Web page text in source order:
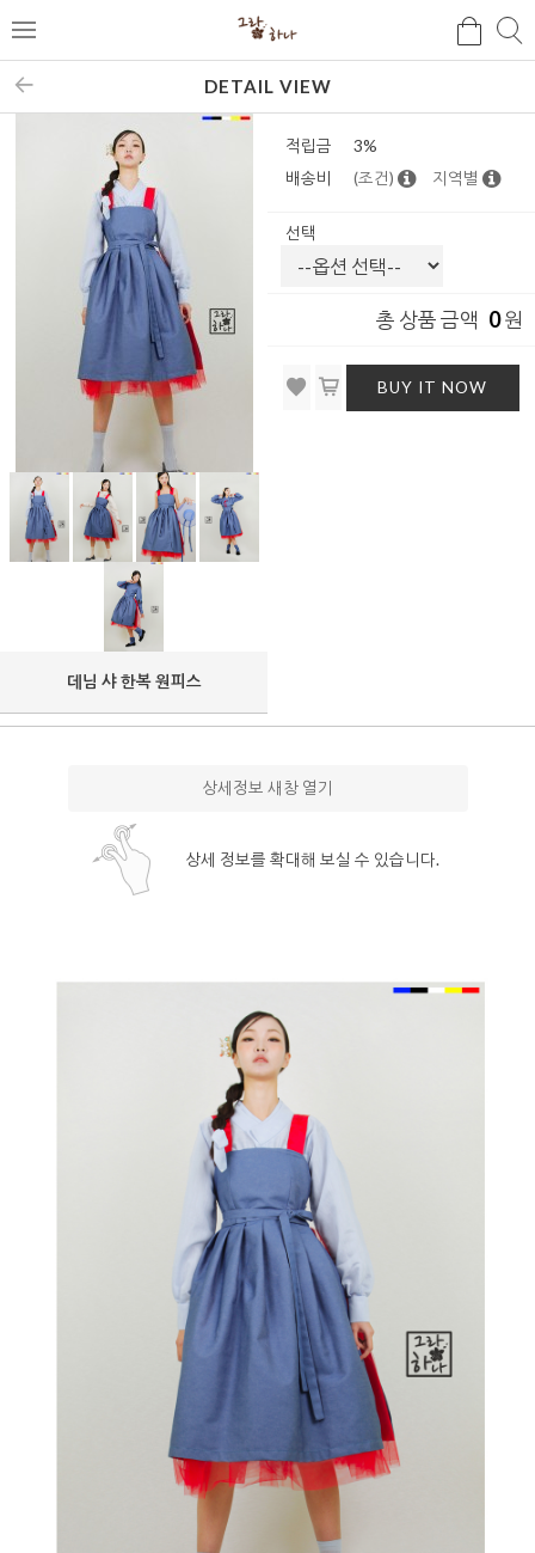
메
뉴
색
검
DETAIL VIEW
데님 샤 한복 원피스
적립금
3%
배송비
(조건) 지역별
선택
총 상품 금액 0원
BUY IT NOW
상세정보 새창 열기
상세 정보를 확대해 보실 수 있습니다.